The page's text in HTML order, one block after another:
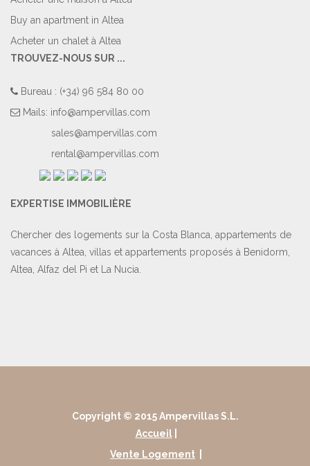
Buy an apartment in Altea
Acheter un chalet à Altea
TROUVEZ-NOUS SUR ...
Bureau : (+34) 96 584 80 00
Mails: info@ampervillas.com
sales@ampervillas.com
rental@ampervillas.com
EXPERTISE IMMOBILIÈRE
Chercher des logements sur la Costa Blanca, appartements de
vacances à Altea, villas et appartements proposés à Benidorm,
Altea, Alfaz del Pi et La Nucia.
Copyright © 2015 Ampervillas S.L.
Accueil
Vente Logement